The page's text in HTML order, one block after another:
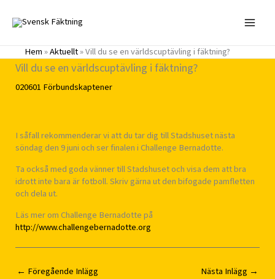
innehåll
Hem»Aktuellt»Vill du se en världscuptävling i fäktning?
Vill du se en världscuptävling i fäktning?
020601 Förbundskaptener
I såfall rekommenderar vi att du tar dig till Stadshuset nästa
söndag den 9 juni och ser finalen i Challenge Bernadotte.
Ta också med goda vänner till Stadshuset och visa dem att bra
idrott inte bara är fotboll. Skriv gärna ut den bifogade pamfletten
och dela ut.
Läs mer om Challenge Bernadotte på
http://www.challengebernadotte.org
← Föregående Inlägg Nästa Inlägg →